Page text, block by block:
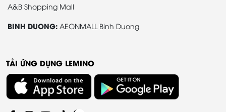
A&B Shopping Mall
BINH DUONG: AEONMALL Binh Duong
TẢI ỨNG DỤNG LEMINO